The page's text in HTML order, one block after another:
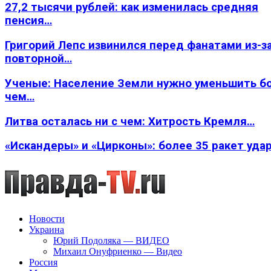
27,2 тысячи рублей: как изменилась средняя
пенсия…
Григорий Лепс извинился перед фанатами из-
повторной…
Ученые: Население Земли нужно уменьшить
чем…
Литва осталась ни с чем: Хитрость Кремля…
«Искандеры» и «Цирконы»: более 35 ракет
Новости
Украина
Юрий Подоляка — ВИДЕО
Михаил Онуфриенко — Видео
Россия